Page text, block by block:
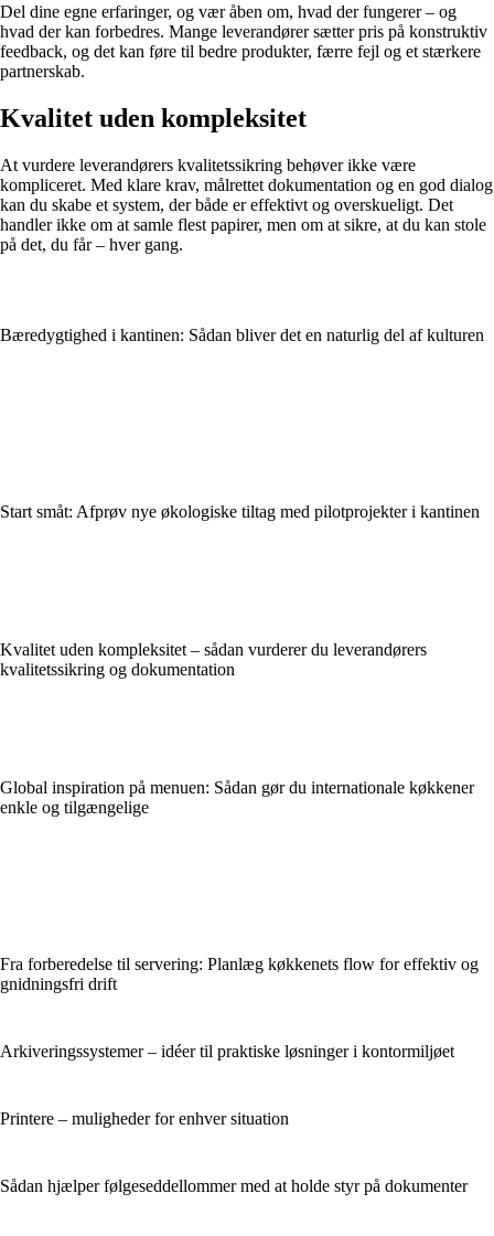
Del dine egne erfaringer, og vær åben om, hvad der fungerer – og
hvad der kan forbedres. Mange leverandører sætter pris på konstruktiv
feedback, og det kan føre til bedre produkter, færre fejl og et stærkere
partnerskab.
Kvalitet uden kompleksitet
At vurdere leverandørers kvalitetssikring behøver ikke være
kompliceret. Med klare krav, målrettet dokumentation og en god dialog
kan du skabe et system, der både er effektivt og overskueligt. Det
handler ikke om at samle flest papirer, men om at sikre, at du kan stole
på det, du får – hver gang.
Bæredygtighed i kantinen: Sådan bliver det en naturlig del af kulturen
Start småt: Afprøv nye økologiske tiltag med pilotprojekter i kantinen
Kvalitet uden kompleksitet – sådan vurderer du leverandørers
kvalitetssikring og dokumentation
Global inspiration på menuen: Sådan gør du internationale køkkener
enkle og tilgængelige
Fra forberedelse til servering: Planlæg køkkenets flow for effektiv og
gnidningsfri drift
Arkiveringssystemer – idéer til praktiske løsninger i kontormiljøet
Printere – muligheder for enhver situation
Sådan hjælper følgeseddellommer med at holde styr på dokumenter